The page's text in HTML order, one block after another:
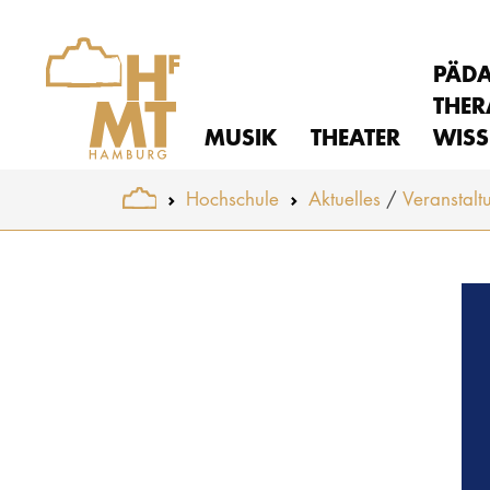
MUSIK THEATER
You are here:Hochschule Aktuelles